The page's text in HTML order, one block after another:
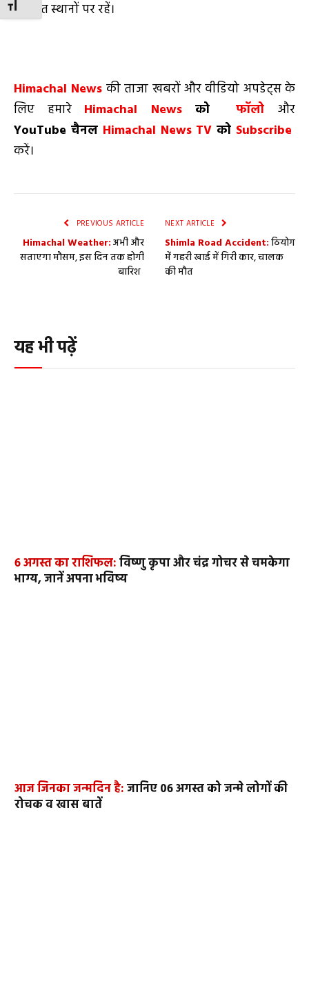
TOGGLE FONT SIZE
सुरक्षित स्थानों पर रहें।
Himachal News की ताजा खबरों और वीडियो अपडेट्स के
लिए हमारे Himachal News को फॉलो
और
YouTube चैनल Himachal News TVको Subscribe
करें।
PREVIOUS ARTICLE
Himachal Weather:अभी और
सताएगा मौसम, इस दिन तक होगी
बारिश
NEXT ARTICLE
Shimla Road Accident:ठियोग
में गहरी खाई में गिरी कार, चालक
की मौत
यह भी पढ़ें
6 अगस्त का राशिफल:विष्णु कृपा और चंद्र गोचर से चमकेगा
भाग्य, जानें अपना भविष्य
आज जिनका जन्मदिन है:जानिए 06 अगस्त को जन्मे लोगों की
रोचक व खास बातें